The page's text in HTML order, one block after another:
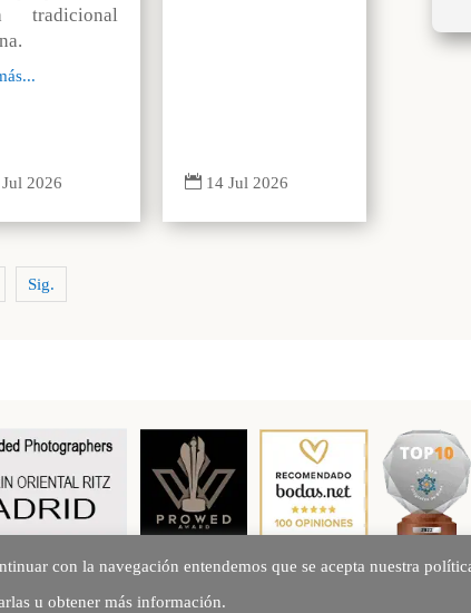
tradicional
2026  14 Jul 2026
Sig.
con la navegación entendemos que se acepta nuestra
u obtener más información.